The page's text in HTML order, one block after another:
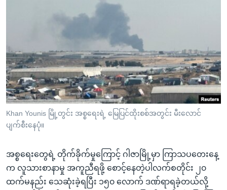
ညွန်း
စာမျက်နှာ
သို့
ကျော်
ကြည့်
ရန်
ရန်
နေရာ
သို့
မကြေးမုံရဲ့ အင်္ဂလိပ်စာ
သုတပဒေသာ အင်္ဂလိပ်စာ
ရေဒီယိုနှင့်ရုပ်သံ အချက်အလက်များ
ရေဒီယို/တီဗွီအစီအစဉ်
Learning English
ဗွီအိုအေ လူမှုကွန်ယက်များ
Khan Younis မြို့တွင်း အစ္စရေးရဲ့ မြေပြင်ထိုးစစ်အတွင်း မီးလောင်
ပျက်စီးနေပုံ။
အစ္စရေးတွေရဲ့ တိုက်ခိုက်မှုကြောင့် ဂါဇာမြို့မှာ ကြာသပတေးနေ့
က လူသားစာနာမှု အကူညီရဖို့ စောင့်နေတဲ့ပါလက်စတိုင်း ၂၀
ထက်မနည်း သေဆုံးခဲ့ရပြီး ၁၅၀ လောက် ဒဏ်ရာရခဲ့တယ်လို့